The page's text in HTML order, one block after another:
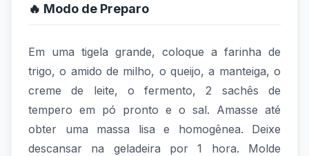
🔥 Modo de Preparo
Em uma tigela grande, coloque a farinha de
trigo, o amido de milho, o queijo, a manteiga, o
creme de leite, o fermento, 2 sachês de
tempero em pó pronto e o sal. Amasse até
obter uma massa lisa e homogênea. Deixe
descansar na geladeira por 1 hora. Molde